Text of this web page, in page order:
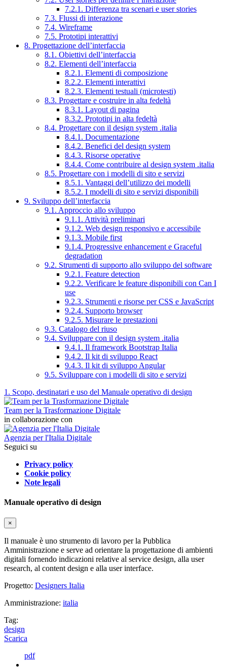
7.2.1. Differenza tra scenari e user stories
7.3. Flussi di interazione
7.4. Wireframe
7.5. Prototipi interattivi
8. Progettazione dell’interfaccia
8.1. Obiettivi dell’interfaccia
8.2. Elementi dell’interfaccia
8.2.1. Elementi di composizione
8.2.2. Elementi interattivi
8.2.3. Elementi testuali (microtesti)
8.3. Progettare e costruire in alta fedeltà
8.3.1. Layout di pagina
8.3.2. Prototipi in alta fedeltà
8.4. Progettare con il design system .italia
8.4.1. Documentazione
8.4.2. Benefici del design system
8.4.3. Risorse operative
8.4.4. Come contribuire al design system .italia
8.5. Progettare con i modelli di sito e servizi
8.5.1. Vantaggi dell’utilizzo dei modelli
8.5.2. I modelli di sito e servizi disponibili
9. Sviluppo dell’interfaccia
9.1. Approccio allo sviluppo
9.1.1. Attività preliminari
9.1.2. Web design responsivo e accessibile
9.1.3. Mobile first
9.1.4. Progressive enhancement e Graceful
degradation
9.2. Strumenti di supporto allo sviluppo del software
9.2.1. Feature detection
9.2.2. Verificare le feature disponibili con Can I
use
9.2.3. Strumenti e risorse per CSS e JavaScript
9.2.4. Supporto browser
9.2.5. Misurare le prestazioni
9.3. Catalogo del riuso
9.4. Sviluppare con il design system .italia
9.4.1. Il framework Bootstrap Italia
9.4.2. Il kit di sviluppo React
9.4.3. Il kit di sviluppo Angular
9.5. Sviluppare con i modelli di sito e servizi
1. Scopo, destinatari e uso del Manuale operativo di design
Team per la Trasformazione Digitale
in collaborazione con
Agenzia per l'Italia Digitale
Seguici su
Privacy policy
Cookie policy
Note legali
Manuale operativo di design
×
Il manuale è uno strumento di lavoro per la Pubblica
Amministrazione e serve ad orientare la progettazione di ambienti
digitali fornendo indicazioni relative al service design, alla user
research, al content design e alla user interface.
Progetto: Designers Italia
Amministrazione: italia
Tag:
design
Scarica
pdf